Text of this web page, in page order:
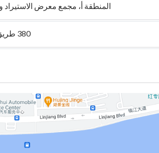
المنطقة أ، مجمع معرض الاستيراد
380 طريق يوجيانغ تشونغ، باتشو، قوانغتشو، جمهورية الصين الشعبية